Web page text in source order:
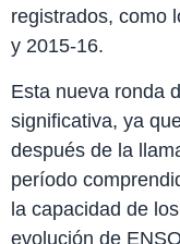
registrados, como
y 2015-16.
Esta nueva ronda
significativa, ya
después de la
período
la capacidad de
evolución de